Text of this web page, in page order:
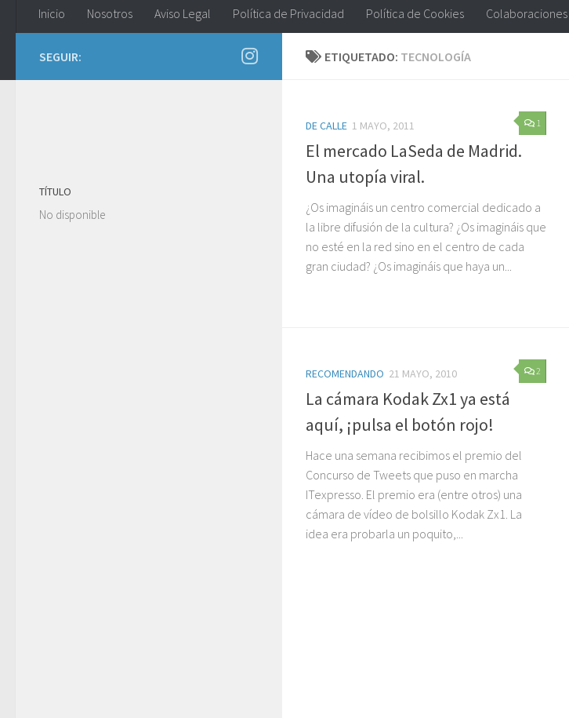
Inicio Nosotros Aviso Legal Política de Privacidad Política de Cookies Colaboraciones
ETIQUETADO: TECNOLOGÍA
1
DE CALLE 1 MAYO, 2011
El mercado LaSeda de Madrid.
Una utopía viral.
¿Os imagináis un centro comercial dedicado a
la libre difusión de la cultura? ¿Os imagináis que
no esté en la red sino en el centro de cada
gran ciudad? ¿Os imagináis que haya un...
2
RECOMENDANDO 21 MAYO, 2010
La cámara Kodak Zx1 ya está
aquí, ¡pulsa el botón rojo!
Hace una semana recibimos el premio del
Concurso de Tweets que puso en marcha
ITexpresso. El premio era (entre otros) una
cámara de vídeo de bolsillo Kodak Zx1. La
idea era probarla un poquito,...
SEGUIR:
TÍTULO
No disponible